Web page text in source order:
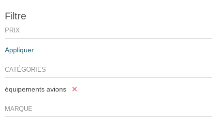
Filtre
PRIX
Appliquer
CATÉGORIES
équipements avions
MARQUE